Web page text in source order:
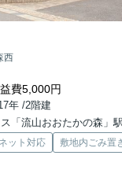
西
費5,000円
年 /2階建
「流山おおたかの森」
ット対応 敷地内ごみ置